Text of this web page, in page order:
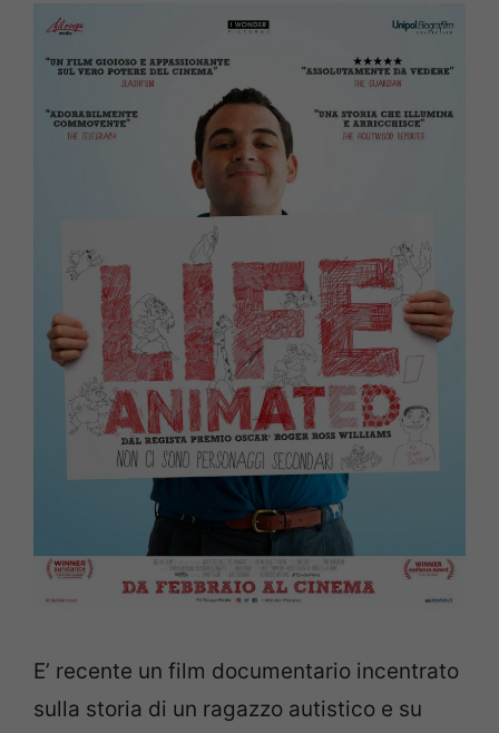
E’ recente un film documentario incentrato
sulla storia di un ragazzo autistico e su